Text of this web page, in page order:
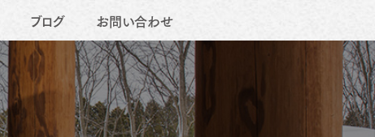
ブログ お問い合わせ